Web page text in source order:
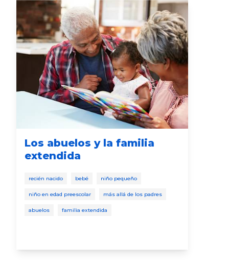
Los abuelos y la familia
extendida
recién nacido bebé niño pequeño
niño en edad preescolar más allá de los padres
abuelos familia extendida